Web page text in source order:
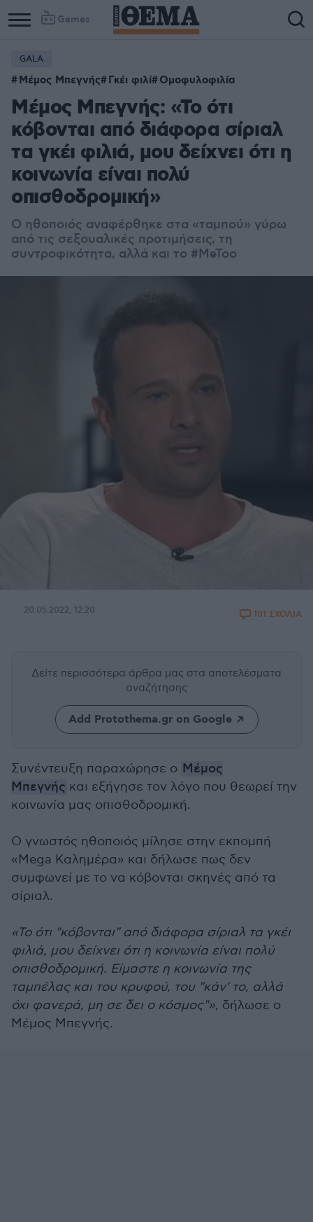
Games
GALA
Μέμος Μπεγνής Γκέι φιλί Ομοφυλοφιλία
Μέμος Μπεγνής: «Το ότι
κόβονται από διάφορα σίριαλ
τα γκέι φιλιά, μου δείχνει ότι η
κοινωνία είναι πολύ
οπισθοδρομική»
Ο ηθοποιός αναφέρθηκε στα «ταμπού» γύρω
από τις σεξουαλικές προτιμήσεις, τη
συντροφικότητα, αλλά και το #MeToo
20.05.2022, 12:20 101 ΣΧΟΛΙΑ
Δείτε περισσότερα άρθρα μας στα αποτελέσματα
αναζήτησης
Add Protothema.gr on Google
Συνέντευξη παραχώρησε ο Μέμος
Μπεγνής και εξήγησε τον λόγο που θεωρεί την
κοινωνία μας οπισθοδρομική.
Ο γνωστός ηθοποιός μίλησε στην εκπομπή
«Mega Καλημέρα» και δήλωσε πως δεν
συμφωνεί με το να κόβονται σκηνές από τα
σίριαλ.
«Το ότι "κόβονται" από διάφορα σίριαλ τα γκέι
φιλιά, μου δείχνει ότι η κοινωνία είναι πολύ
οπισθοδρομική. Είμαστε η κοινωνία της
ταμπέλας και του κρυφού, του "κάν' το, αλλά
όχι φανερά, μη σε δει ο κόσμος"», δήλωσε ο
Μέμος Μπεγνής.